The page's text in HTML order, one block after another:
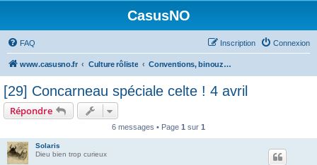
CasusNO
FAQ Connexion
Inscription
www.casusno.fr Culture rôliste Conventions, binouzes et recherche de joueurs
[29] Concarneau spéciale celte ! 4 avril
Répondre
6 messages • Page 1 sur 1
Solaris
Dieu bien trop curieux